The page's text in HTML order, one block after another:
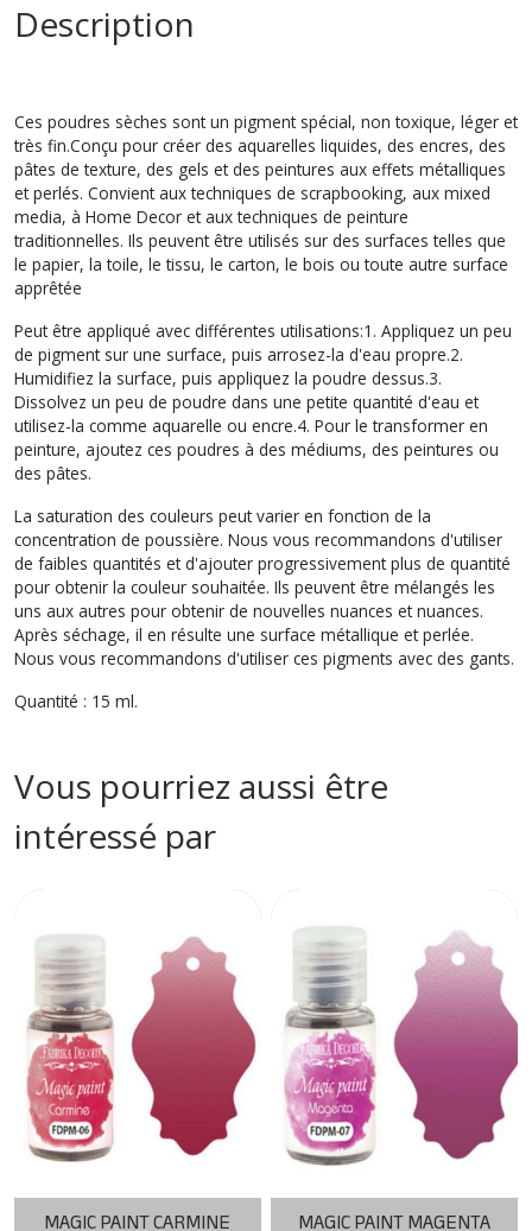
Description
Ces poudres sèches sont un pigment spécial, non toxique, léger et
très fin.Conçu pour créer des aquarelles liquides, des encres, des
pâtes de texture, des gels et des peintures aux effets métalliques
et perlés. Convient aux techniques de scrapbooking, aux mixed
media, à Home Decor et aux techniques de peinture
traditionnelles. Ils peuvent être utilisés sur des surfaces telles que
le papier, la toile, le tissu, le carton, le bois ou toute autre surface
apprêtée
Peut être appliqué avec différentes utilisations:1. Appliquez un peu
de pigment sur une surface, puis arrosez-la d'eau propre.2.
Humidifiez la surface, puis appliquez la poudre dessus.3.
Dissolvez un peu de poudre dans une petite quantité d'eau et
utilisez-la comme aquarelle ou encre.4. Pour le transformer en
peinture, ajoutez ces poudres à des médiums, des peintures ou
des pâtes.
La saturation des couleurs peut varier en fonction de la
concentration de poussière. Nous vous recommandons d'utiliser
de faibles quantités et d'ajouter progressivement plus de quantité
pour obtenir la couleur souhaitée. Ils peuvent être mélangés les
uns aux autres pour obtenir de nouvelles nuances et nuances.
Après séchage, il en résulte une surface métallique et perlée.
Nous vous recommandons d'utiliser ces pigments avec des gants.
Quantité : 15 ml.
Vous pourriez aussi être
intéressé par
MAGIC PAINT CARMINE MAGIC PAINT MAGENTA